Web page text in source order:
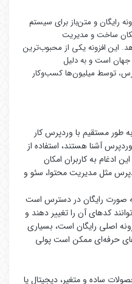
رایگان و متن‌باز برای سیستم
ساخت و مدیریت
این افزونه یکی از محبوب‌ترین
جهان است و به دلیل
توسط میلیون‌ها کسب‌وکار
طور مستقیم با وردپرس کار
آشنا هستند، استفاده از
ادغام به کاربران امکان
مثل مدیریت محتوا، سئو و
صورت رایگان در دسترس است
کدهای آن را تغییر دهند و
اصلی رایگان است، بسیاری
حرفه‌ای ممکن است پولی
ساده و متغیر، دیجیتال یا